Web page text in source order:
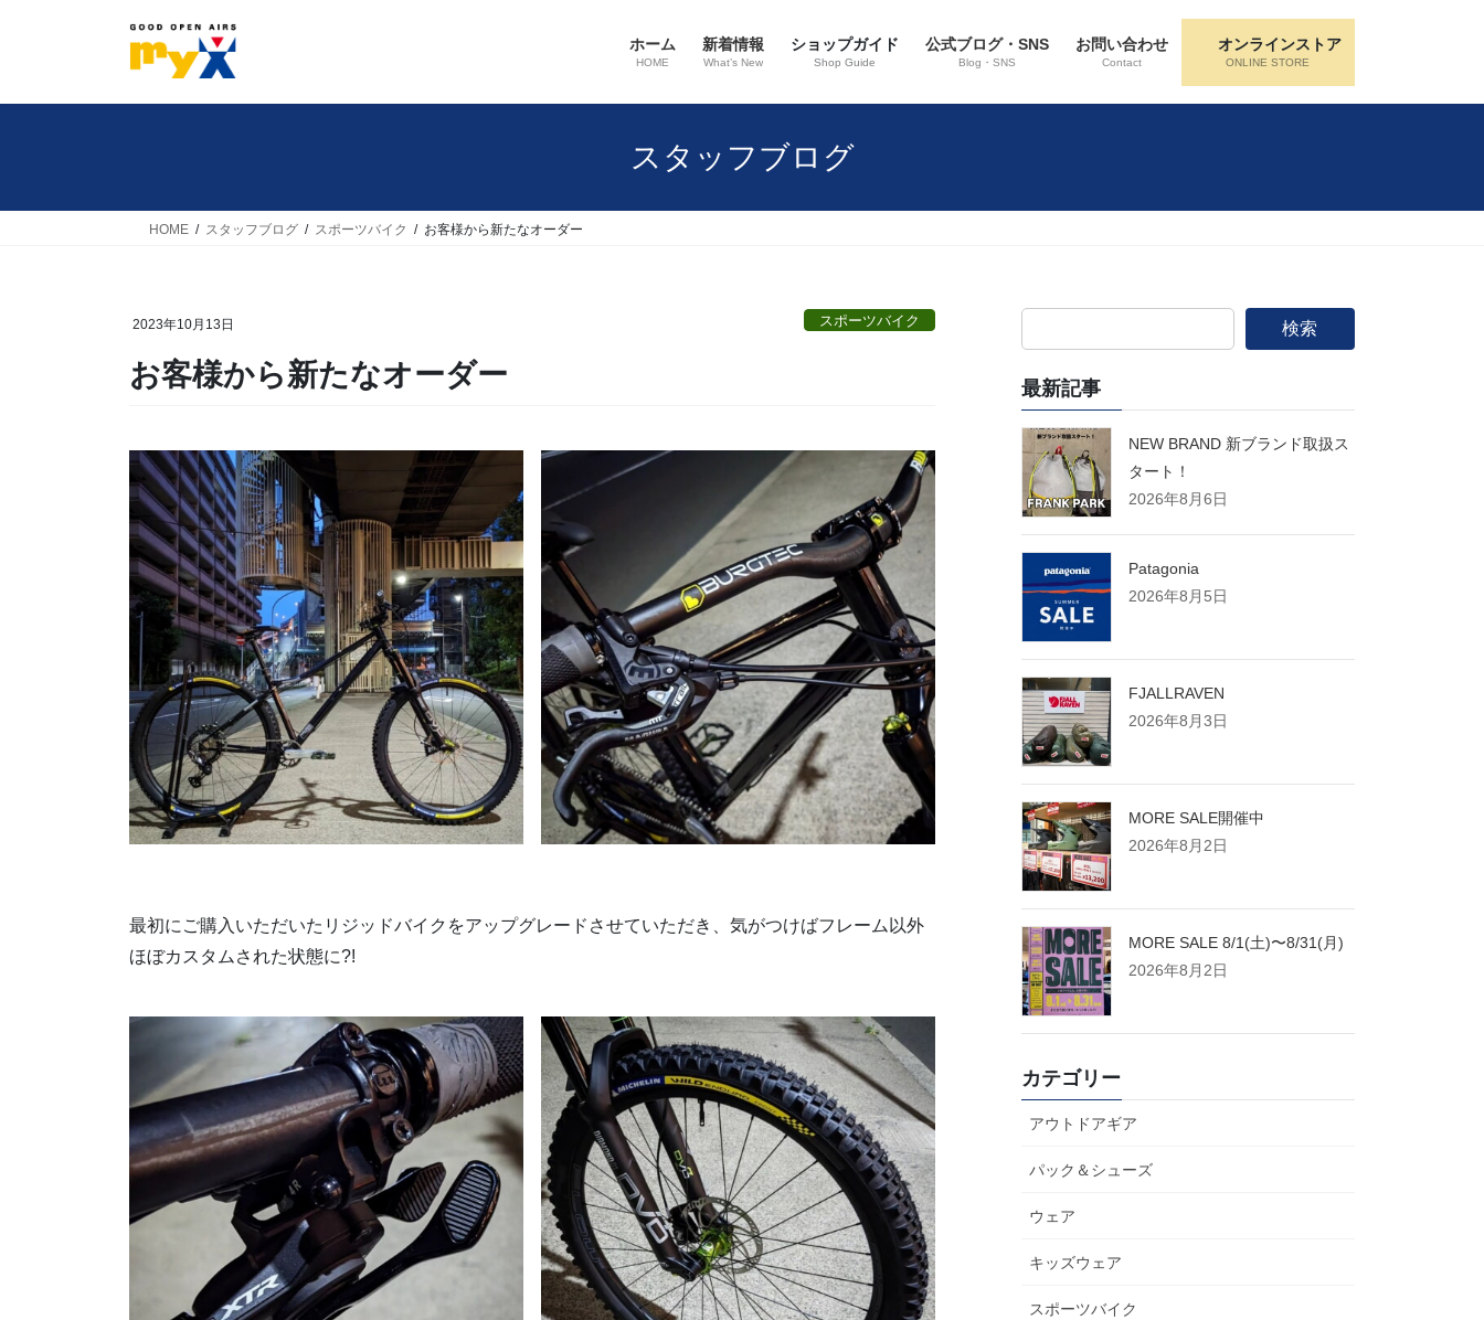
ン
ー
ホーム
HOME
新着情報
What’s New
ショップガイド
Shop Guide
公式ブログ・SNS
Blog・SNS
お問い合わせ
Contact
オンラインストア
ONLINE STORE
スタッフブログ
HOME スタッフブログ スポーツバイク お客様から新たなオーダー
2023年10月13日 スポーツバイク
お客様から新たなオーダー
最初にご購入いただいたリジッドバイクをアップグレードさせていただき、気がつけばフレーム以外
ほぼカスタムされた状態に?!
検索
最新記事
NEW BRAND 新ブランド取扱ス
タート！
2026年8月6日
Patagonia
2026年8月5日
FJALLRAVEN
2026年8月3日
MORE SALE開催中
2026年8月2日
MORE SALE 8/1(土)〜8/31(月)
2026年8月2日
カテゴリー
アウトドアギア
パック＆シューズ
ウェア
キッズウェア
スポーツバイク